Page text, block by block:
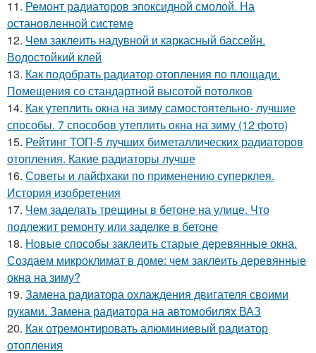
11. Ремонт радиаторов эпоксидной смолой. На
остановленной системе
12. Чем заклеить надувной и каркасный бассейн.
Водостойкий клей
13. Как подобрать радиатор отопления по площади.
Помещения со стандартной высотой потолков
14. Как утеплить окна на зиму самостоятельно- лучшие
способы. 7 способов утеплить окна на зиму (12 фото)
15. Рейтинг ТОП-5 лучших биметаллических радиаторов
отопления. Какие радиаторы лучше
16. Советы и лайфхаки по применению суперклея.
История изобретения
17. Чем заделать трещины в бетоне на улице. Что
подлежит ремонту или заделке в бетоне
18. Новые способы заклеить старые деревянные окна.
Создаем микроклимат в доме: чем заклеить деревянные
окна на зиму?
19. Замена радиатора охлаждения двигателя своими
руками. Замена радиатора на автомобилях ВАЗ
20. Как отремонтировать алюминиевый радиатор
отопления